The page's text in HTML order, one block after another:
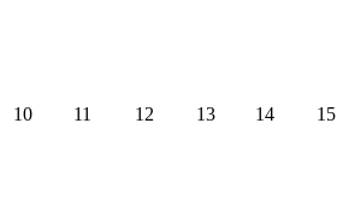
10 11 12 13 14 15